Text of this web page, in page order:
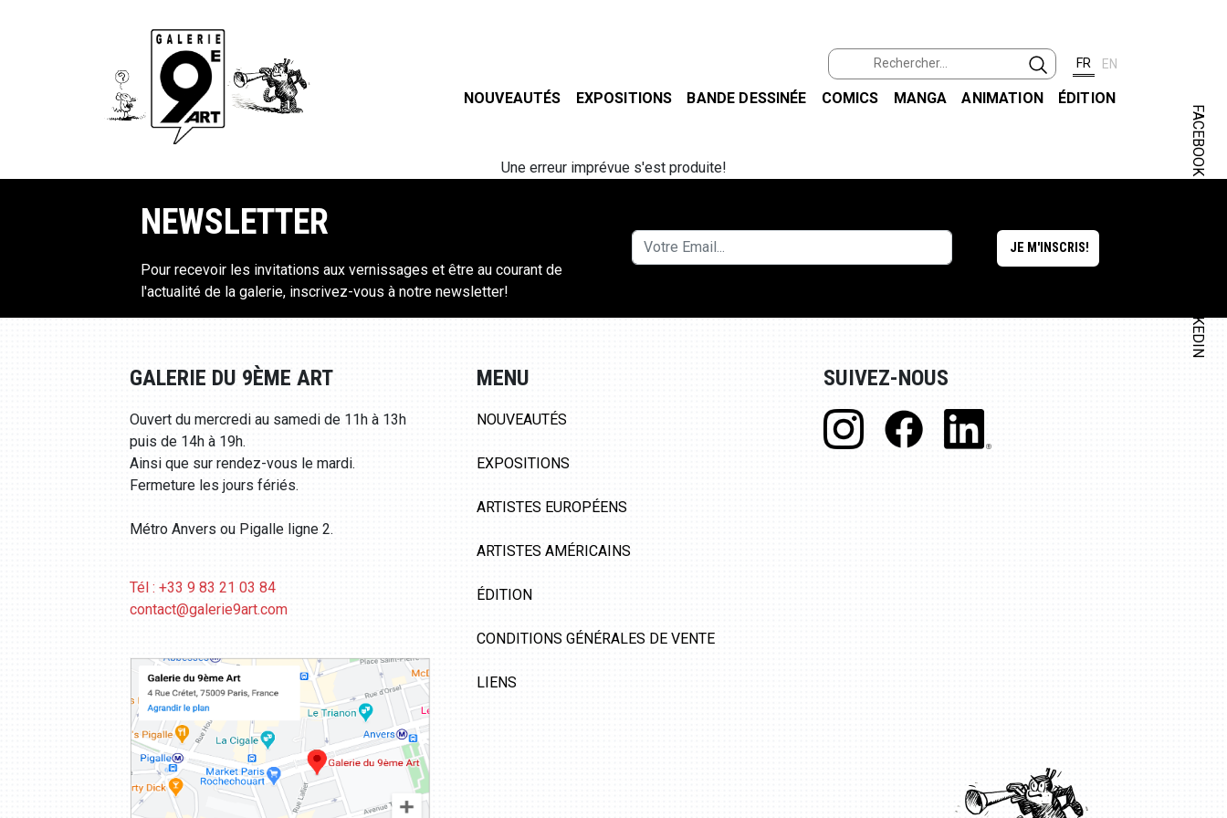
FR EN
NOUVEAUTÉS EXPOSITIONS BANDE DESSINÉE COMICS MANGA ANIMATION ÉDITION
FACEBOOK
LINKEDIN
Une erreur imprévue s'est produite!
NEWSLETTER
Pour recevoir les invitations aux vernissages et être au courant de
l'actualité de la galerie, inscrivez-vous à notre newsletter!
GALERIE DU 9ÈME ART
Ouvert du mercredi au samedi de 11h à 13h
puis de 14h à 19h.
Ainsi que sur rendez-vous le mardi.
Fermeture les jours fériés.
Métro Anvers ou Pigalle ligne 2.
Tél : +33 9 83 21 03 84
contact@galerie9art.com
MENU
NOUVEAUTÉS
EXPOSITIONS
ARTISTES EUROPÉENS
ARTISTES AMÉRICAINS
ÉDITION
CONDITIONS GÉNÉRALES DE VENTE
LIENS
SUIVEZ-NOUS